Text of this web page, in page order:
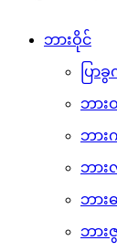
ဘားဝိုင်
ပြာ
ဘား
ဘား
ဘား
ဘားဓ
ဘားဇွ